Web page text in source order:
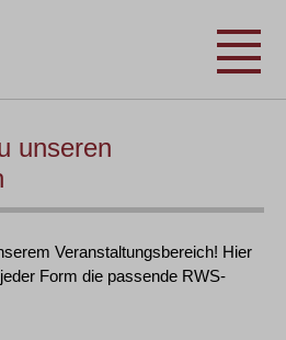
unseren
Veranstaltungsbereich! Hier
Form die passende RWS-